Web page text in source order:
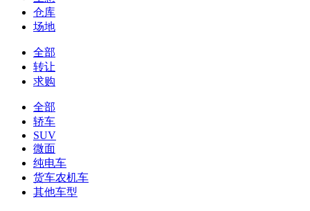
仓库
场地
全部
转让
求购
全部
轿车
SUV
微面
纯电车
货车农机车
其他车型